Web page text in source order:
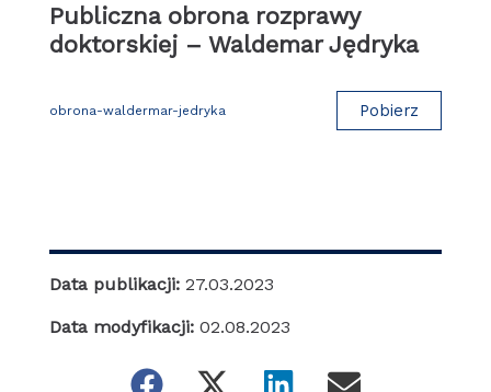
Publiczna obrona rozprawy
doktorskiej – Waldemar Jędryka
obrona-waldermar-jedryka Pobierz
Data publikacji: 27.03.2023
Data modyfikacji: 02.08.2023